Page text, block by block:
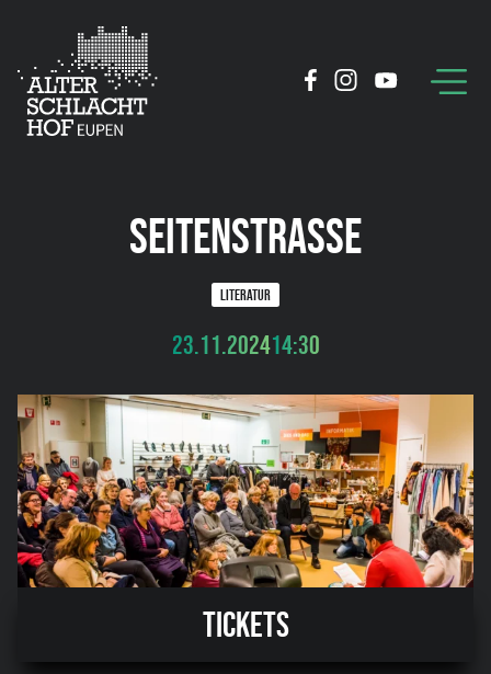
SEITENSTRASSE
LITERATUR
23.11.202414:30
Tickets